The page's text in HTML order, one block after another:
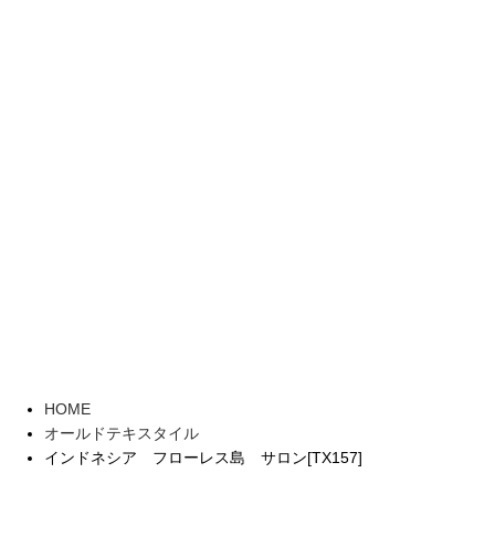
HOME
オールドテキスタイル
インドネシア フローレス島 サロン[TX157]